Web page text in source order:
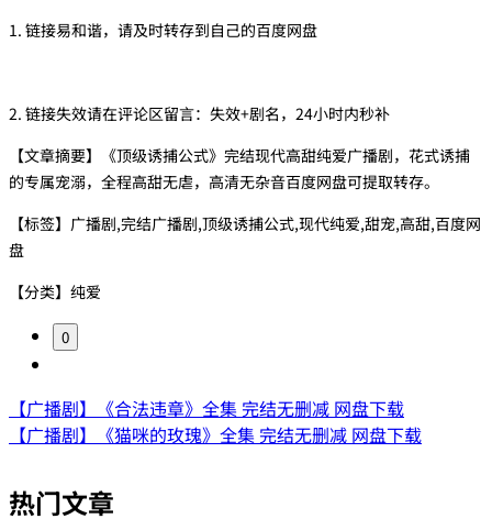
1. 链接易和谐，请及时转存到自己的百度网盘
2. 链接失效请在评论区留言：失效+剧名，24小时内秒补
【文章摘要】《顶级诱捕公式》完结现代高甜纯爱广播剧，花式诱捕
的专属宠溺，全程高甜无虐，高清无杂音百度网盘可提取转存。
【标签】广播剧,完结广播剧,顶级诱捕公式,现代纯爱,甜宠,高甜,百度网
盘
【分类】纯爱
0
【广播剧】《合法违章》全集 完结无删减 网盘下载
【广播剧】《猫咪的玫瑰》全集 完结无删减 网盘下载
热门文章